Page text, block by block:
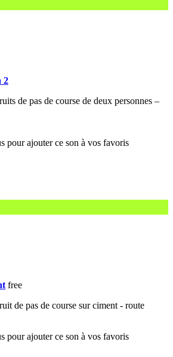
2
de pas de course de deux personnes –
free
de pas de course sur ciment - route